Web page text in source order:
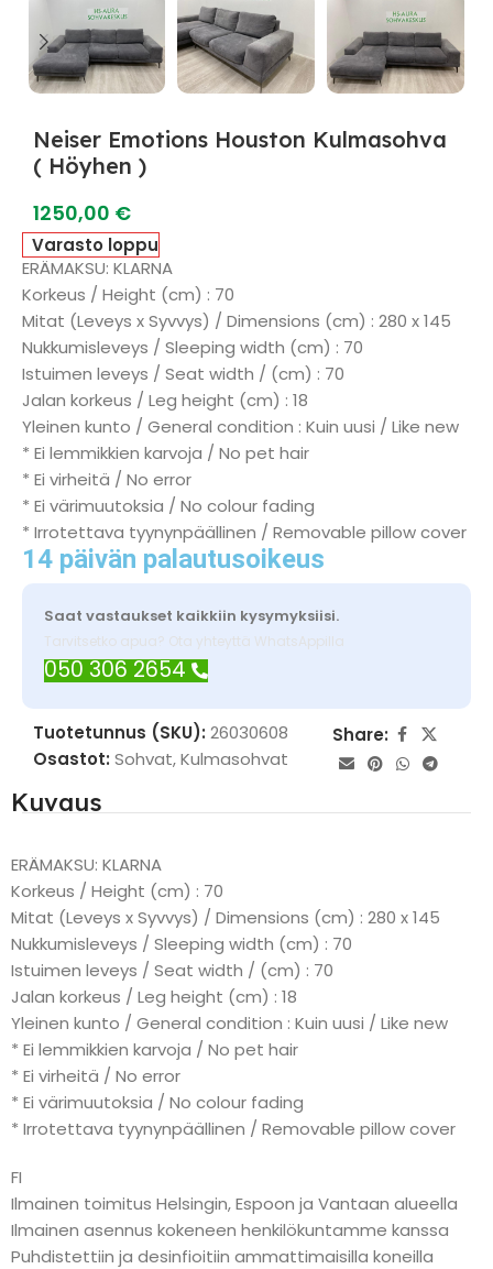
Neiser Emotions Houston Kulmasohva
( Höyhen )
1250,00 €
Varasto loppu
ERÄMAKSU: KLARNA
Korkeus / Height (cm) : 70
Mitat (Leveys x Syvvys) / Dimensions (cm) : 280 x 145
Nukkumisleveys / Sleeping width (cm) : 70
Istuimen leveys / Seat width / (cm) : 70
Jalan korkeus / Leg height (cm) : 18
Yleinen kunto / General condition : Kuin uusi / Like new
* Ei lemmikkien karvoja / No pet hair
* Ei virheitä / No error
* Ei värimuutoksia / No colour fading
* Irrotettava tyynynpäällinen / Removable pillow cover
14 päivän palautusoikeus
Saat vastaukset kaikkiin kysymyksiisi.
Tarvitsetko apua? Ota yhteyttä WhatsAppilla
050 306 2654
Tuotetunnus (SKU): 26030608
Osastot: Sohvat,Kulmasohvat
Share:
Kuvaus
ERÄMAKSU: KLARNA
Korkeus / Height (cm) : 70
Mitat (Leveys x Syvvys) / Dimensions (cm) : 280 x 145
Nukkumisleveys / Sleeping width (cm) : 70
Istuimen leveys / Seat width / (cm) : 70
Jalan korkeus / Leg height (cm) : 18
Yleinen kunto / General condition : Kuin uusi / Like new
* Ei lemmikkien karvoja / No pet hair
* Ei virheitä / No error
* Ei värimuutoksia / No colour fading
* Irrotettava tyynynpäällinen / Removable pillow cover
FI
Ilmainen toimitus Helsingin, Espoon ja Vantaan alueella
Ilmainen asennus kokeneen henkilökuntamme kanssa
Puhdistettiin ja desinfioitiin ammattimaisilla koneilla